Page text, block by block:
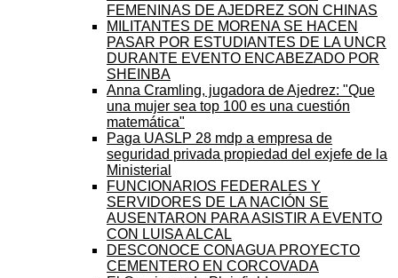
FEMENINAS DE AJEDREZ SON CHINAS
MILITANTES DE MORENA SE HACEN
PASAR POR ESTUDIANTES DE LA UNCR
DURANTE EVENTO ENCABEZADO POR
SHEINBA
Anna Cramling, jugadora de Ajedrez: "Que
una mujer sea top 100 es una cuestión
matemática"
Paga UASLP 28 mdp a empresa de
seguridad privada propiedad del exjefe de la
Ministerial
FUNCIONARIOS FEDERALES Y
SERVIDORES DE LA NACIÓN SE
AUSENTARON PARA ASISTIR A EVENTO
CON LUISA ALCAL
DESCONOCE CONAGUA PROYECTO
CEMENTERO EN CORCOVADA